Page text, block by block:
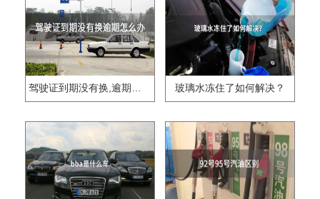
驾驶证到期没有换,逾期怎么办?? 玻璃水冻住了如何解决？